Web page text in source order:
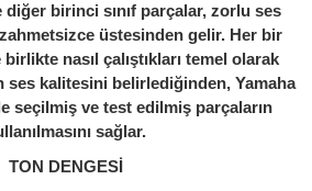
diğer birinci sınıf parçalar, zorlu ses
üstesinden gelir. Her bir
nasıl çalıştıkları temel olarak
ses kalitesini belirlediğinden, Yamaha
seçilmiş ve test edilmiş parçaların
sağlar.
TON DENGESİ